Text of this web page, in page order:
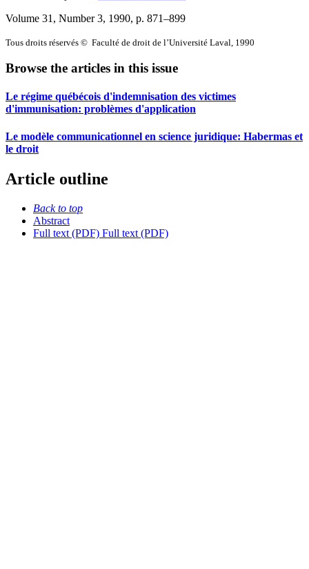
Volume 31, Number 3, 1990, p. 871–899
Tous droits réservés © Faculté de droit de l’Université Laval, 1990
Browse the articles in this issue
Le régime québécois d'indemnisation des victimes
d'immunisation: problèmes d'application
Le modèle communicationnel en science juridique: Habermas et
le droit
Article outline
Back to top
Abstract
Full text (PDF) Full text (PDF)